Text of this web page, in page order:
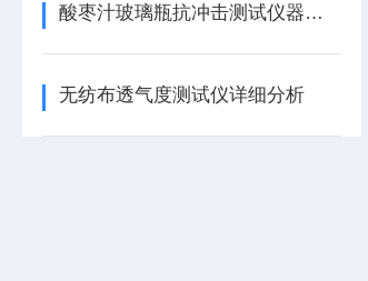
酸枣汁玻璃瓶抗冲击测试仪器的特点与原理
无纺布透气度测试仪详细分析